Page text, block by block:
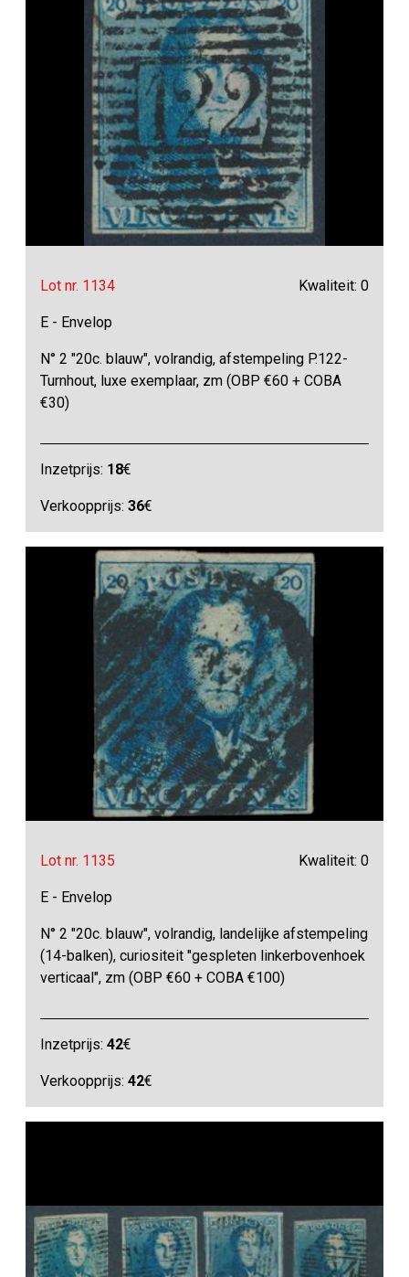
Lot nr. 1134 Kwaliteit: 0
E - Envelop
N° 2 "20c. blauw", volrandig, afstempeling P.122-
Turnhout, luxe exemplaar, zm (OBP €60 + COBA
€30)
Inzetprijs: 18€
Verkoopprijs:36€
Lot nr. 1135 Kwaliteit: 0
E - Envelop
N° 2 "20c. blauw", volrandig, landelijke afstempeling
(14-balken), curiositeit "gespleten linkerbovenhoek
verticaal", zm (OBP €60 + COBA €100)
Inzetprijs:42€
Verkoopprijs:42€